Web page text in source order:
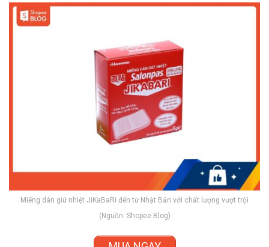
Miếng dán giữ nhiệt JiKaBaRi đến từ Nhật Bản với chất lượng vượt trội
(Nguồn: Shopee Blog)